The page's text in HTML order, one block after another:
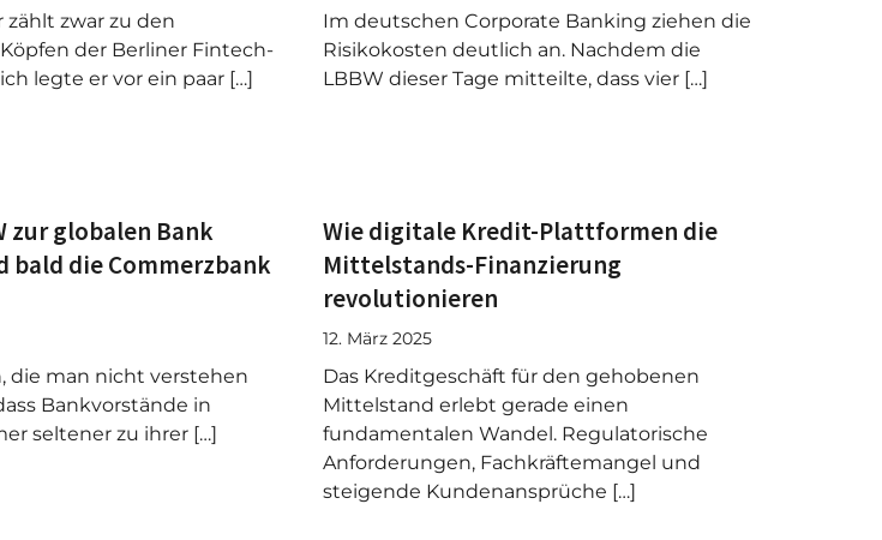
zählt zwar zu den
der Berliner Fintech-
legte er vor ein paar […]
Im deutschen Corporate Banking ziehen die
Risikokosten deutlich an. Nachdem die
LBBW dieser Tage mitteilte, dass vier […]
zur globalen Bank
bald die Commerzbank
die man nicht verstehen
Bankvorstände in
seltener zu ihrer […]
Wie digitale Kredit-Plattformen die
Mittelstands-Finanzierung
revolutionieren
12. März 2025
Das Kreditgeschäft für den gehobenen
Mittelstand erlebt gerade einen
fundamentalen Wandel. Regulatorische
Anforderungen, Fachkräftemangel und
steigende Kundenansprüche […]